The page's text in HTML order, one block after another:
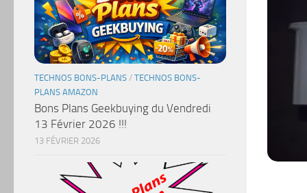
TECHNOS BONS-PLANS / TECHNOS BONS-
PLANS AMAZON
Bons Plans Geekbuying du Vendredi
13 Février 2026 !!!
13 FÉVRIER 2026